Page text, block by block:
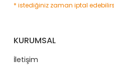
* istediğiniz zaman iptal
KURUMSAL
İletişim